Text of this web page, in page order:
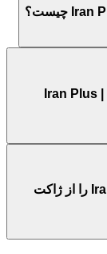
چگونه میتوانیم قالب دانلودی ایران پلاس | Iran Plus
چرا باید قالب دانلودی ایران پلاس | Iran Plus را از ژاکت